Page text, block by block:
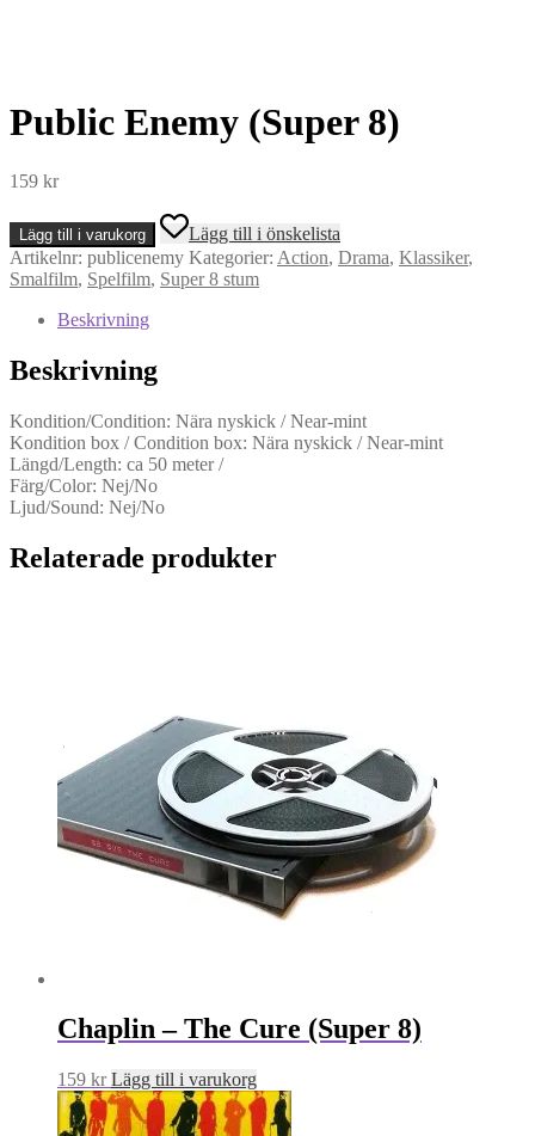
Public Enemy (Super 8)
159 kr
Public
Enemy
(Super
8)
Lägg till i varukorg
Lägg till i önskelista
Artikelnr: publicenemy Kategorier: Action, Drama, Klassiker,
Smalfilm, Spelfilm, Super 8 stum
Beskrivning
Beskrivning
Kondition/Condition: Nära nyskick / Near-mint
Kondition box / Condition box: Nära nyskick / Near-mint
Längd/Length: ca 50 meter /
Färg/Color: Nej/No
Ljud/Sound: Nej/No
Relaterade produkter
Chaplin – The Cure (Super 8)
159 kr Lägg till i varukorg